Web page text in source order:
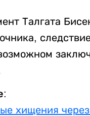
Талгата
хищения